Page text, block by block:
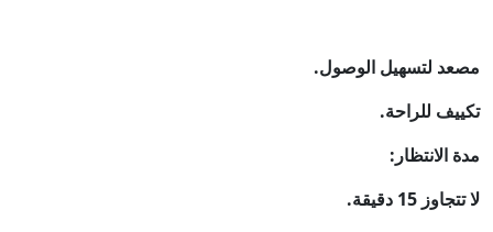
مصعد لتسهيل الوصول.
تكييف للراحة.
مدة الانتظار:
لا تتجاوز 15 دقيقة.